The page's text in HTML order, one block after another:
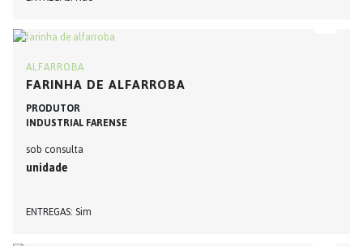
ALFARROBA
FARINHA DE ALFARROBA
PRODUTOR
INDUSTRIAL FARENSE
sob consulta
unidade
ENTREGAS Sim